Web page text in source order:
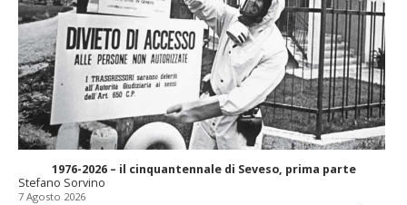
1976-2026 – il cinquantennale di Seveso, prima parte
Stefano Sorvino
7 Agosto 2026